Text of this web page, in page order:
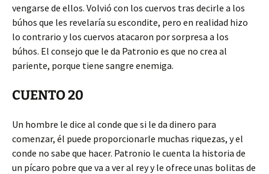
vengarse de ellos. Volvió con los cuervos tras decirle a los
búhos que les revelaría su escondite, pero en realidad hizo
lo contrario y los cuervos atacaron por sorpresa a los
búhos. El consejo que le da Patronio es que no crea al
pariente, porque tiene sangre enemiga.
CUENTO 20
Un hombre le dice al conde que si le da dinero para
comenzar, él puede proporcionarle muchas riquezas, y el
conde no sabe que hacer. Patronio le cuenta la historia de
un pícaro pobre que va a ver al rey y le ofrece unas bolitas de